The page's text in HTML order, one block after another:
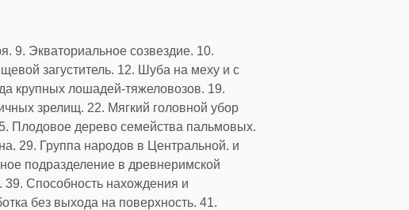
9. Экваториальное созвездие. 10.
загуститель. 12. Шуба на меху и с
крупных лошадей-тяжеловозов. 19.
зрелищ. 22. Мягкий головной убор
Плодовое дерево семейства пальмовых.
29. Группа народов в Центральной. и
подразделение в древнеримской
39. Способность нахождения и
без выхода на поверхность. 41.